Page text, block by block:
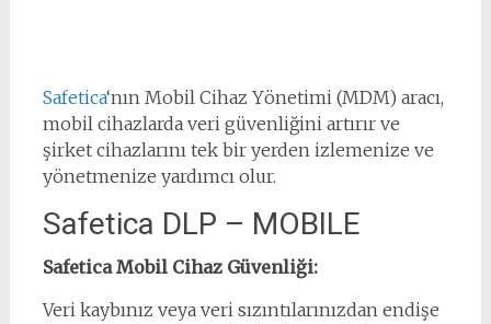
Safetica‘nın Mobil Cihaz Yönetimi (MDM) aracı,
mobil cihazlarda veri güvenliğini artırır ve
şirket cihazlarını tek bir yerden izlemenize ve
yönetmenize yardımcı olur.
Safetica DLP – MOBILE
Safetica Mobil Cihaz Güvenliği:
Veri kaybınız veya veri sızıntılarınızdan endişe